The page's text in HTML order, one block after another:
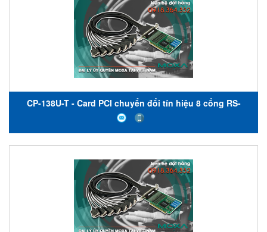
CP-138U-T - Card PCI chuyển đổi tín hiệu 8 cổng RS-
422/485 - nhiệt độ hoạt động từ -40 đến 85 ° C - Moxa
Việt Nam